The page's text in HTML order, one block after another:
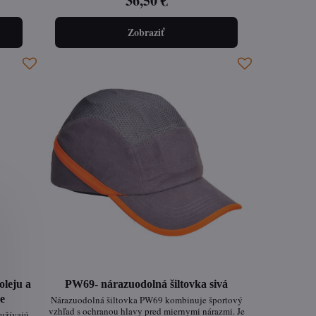
Zobraziť
a
PW69- nárazuodolná šiltovka sivá
Nárazuodolná šiltovka PW69 kombinuje športový
vzhľad s ochranou hlavy pred miernymi nárazmi. Je